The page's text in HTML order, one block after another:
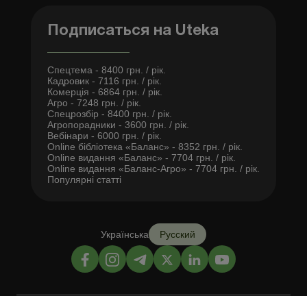
Подписаться на Uteka
Спецтема - 8400 грн. / рік.
Кадровик - 7116 грн. / рік.
Комерція - 6864 грн. / рік.
Агро - 7248 грн. / рік.
Спецрозбір - 8400 грн. / рік.
Агропорадники - 3600 грн. / рік.
Вебінари - 6000 грн. / рік.
Online бібліотека «Баланс» - 8352 грн. / рік.
Online видання «Баланс» - 7704 грн. / рік.
Online видання «Баланс-Агро» - 7704 грн. / рік.
Популярні статті
Українська Русский